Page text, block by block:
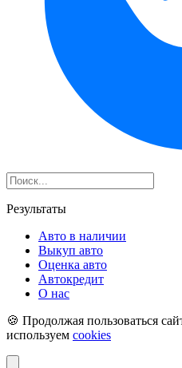
Результаты
Авто в наличии
Выкуп авто
Оценка авто
Автокредит
О нас
🍪 Продолжая пользоваться
используем cookies